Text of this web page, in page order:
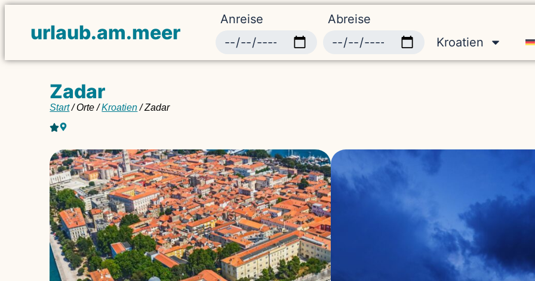
urlaub.am.meer
Anreise
Abreise
Kroatien
Zadar
Start/ Orte /Kroatien/ Zadar